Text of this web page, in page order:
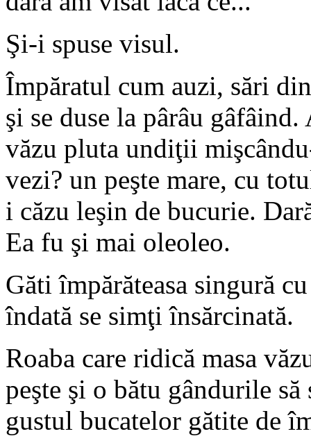
Şi-i spuse visul.
Împăratul cum auzi, sări
şi se duse la pârâu
văzu pluta undiţii
vezi? un peşte mare, cu
i căzu leşin de bucurie.
Ea fu şi mai oleoleo.
Găti împărăteasa singură
îndată se simţi însărcinată.
Roaba care ridică masa
peşte şi o bătu gândurile să
gustul bucatelor gătite de